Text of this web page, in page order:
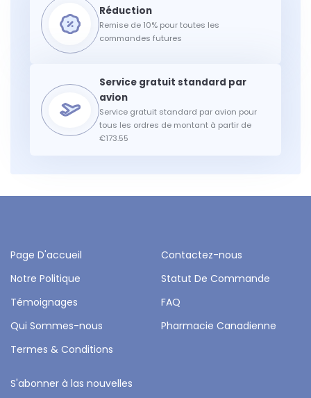
Remise de 10% pour toutes les
commandes futures
Service gratuit standard par avion pour
tous les ordres de montant à partir de
€173.55
Page D'accueil
Contactez-nous
Notre Politique
Statut De Commande
Témoignages
FAQ
Qui Sommes-nous
Pharmacie Canadienne
Termes & Conditions
S'abonner à las nouvelles